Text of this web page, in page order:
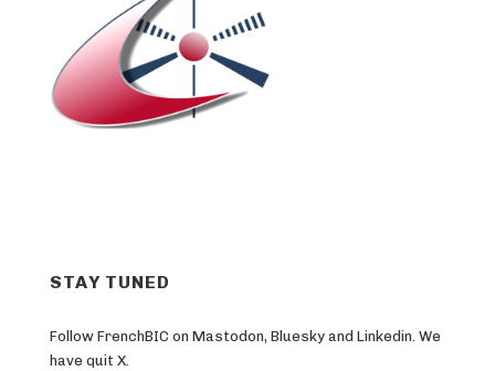
STAY TUNED
Follow FrenchBIC on Mastodon, Bluesky and Linkedin. We
have quit X.